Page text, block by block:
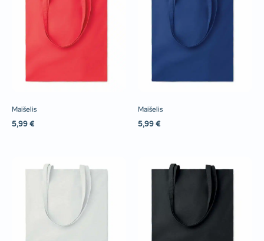
Maišelis
5,99 €
Maišelis
5,99 €